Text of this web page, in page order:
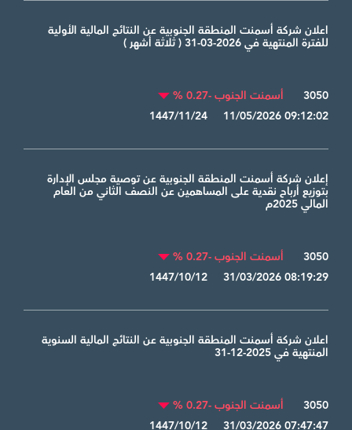
اعلان شركة أسمنت المنطقة الجنوبية عن النتائج المالية الأولية
للفترة المنتهية في 2026-03-31 ( ثلاثة أشهر )
3050
أسمنت الجنوب -0.27 %
1447/11/24 11/05/2026 09:12:02
إعلان شركة أسمنت المنطقة الجنوبية عن توصية مجلس الإدارة
بتوزيع أرباح نقدية على المساهمين عن النصف الثاني من العام
المالي 2025م
3050
أسمنت الجنوب -0.27 %
1447/10/12 31/03/2026 08:19:29
اعلان شركة أسمنت المنطقة الجنوبية عن النتائج المالية السنوية
المنتهية في 2025-12-31
3050
أسمنت الجنوب -0.27 %
1447/10/12 31/03/2026 07:47:47